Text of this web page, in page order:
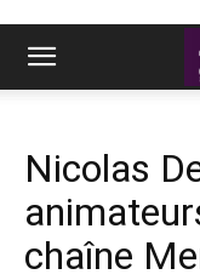
Nicolas
chaîne